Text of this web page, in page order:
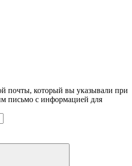
почты, который вы указывали при
письмо с информацией для